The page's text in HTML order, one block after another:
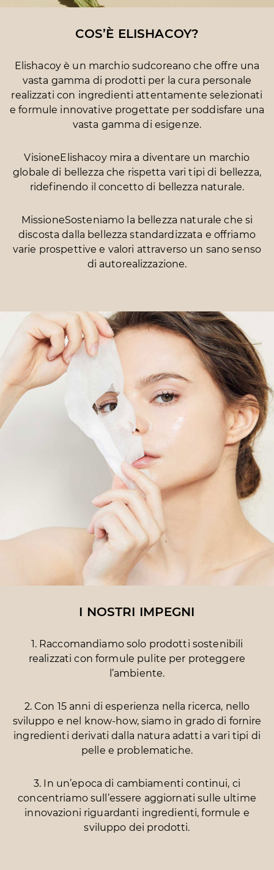
COS’È ELISHACOY?
Elishacoy è un marchio sudcoreano che offre una
vasta gamma di prodotti per la cura personale
realizzati con ingredienti attentamente selezionati
e formule innovative progettate per soddisfare una
vasta gamma di esigenze.
Visione Elishacoy mira a diventare un marchio
globale di bellezza che rispetta vari tipi di bellezza,
ridefinendo il concetto di bellezza naturale.
MissioneSosteniamo la bellezza naturale che si
discosta dalla bellezza standardizzata e offriamo
varie prospettive e valori attraverso un sano senso
di autorealizzazione.
I NOSTRI IMPEGNI
1. Raccomandiamo solo prodotti sostenibili
realizzati con formule pulite per proteggere
l’ambiente.
2. Con 15 anni di esperienza nella ricerca, nello
sviluppo e nel know-how, siamo in grado di fornire
ingredienti derivati dalla natura adatti a vari tipi di
pelle e problematiche.
3. In un’epoca di cambiamenti continui, ci
concentriamo sull’essere aggiornati sulle ultime
innovazioni riguardanti ingredienti, formule e
sviluppo dei prodotti.